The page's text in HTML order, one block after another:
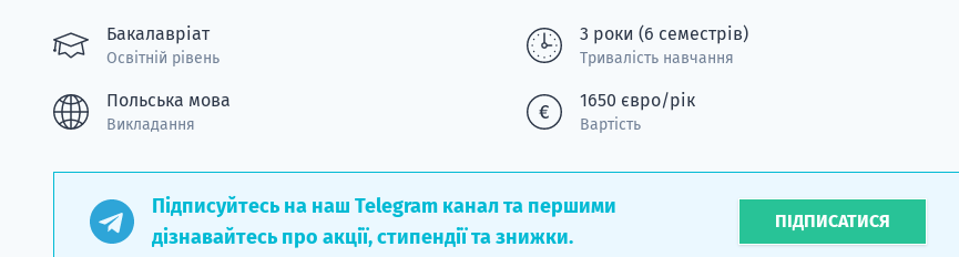
Бакалавріат
Освітній рівень
3 роки (6 семестрів)
Тривалість навчання
Польська мова
Викладання
1650 євро/рік
Вартість
Підписуйтесь на наш Telegram канал та першими
дізнавайтесь про акції, стипендії та знижки.
ПІДПИСАТИСЯ